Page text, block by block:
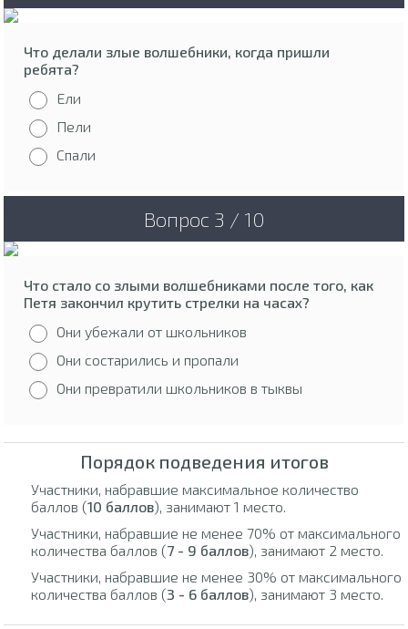
Что делали злые волшебники, когда пришли
ребята?
Ели
Пели
Спали
Вопрос 3 / 10
Что стало со злыми волшебниками после того, как
Петя закончил крутить стрелки на часах?
Они убежали от школьников
Они состарились и пропали
Они превратили школьников в тыквы
Порядок подведения итогов
Участники, набравшие максимальное количество
баллов (10 баллов), занимают 1 место.
Участники, набравшие не менее 70% от максимального
количества баллов (7 - 9 баллов), занимают 2 место.
Участники, набравшие не менее 30% от максимального
количества баллов (3 - 6 баллов), занимают 3 место.